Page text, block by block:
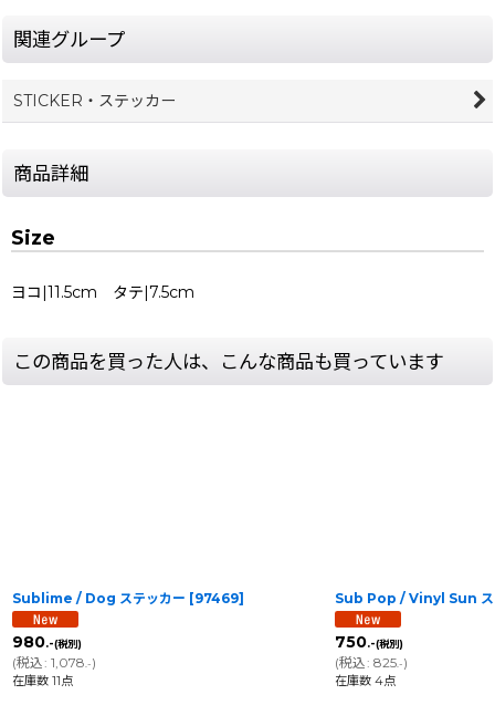
関連グループ
STICKER・ステッカー
商品詳細
Size
ヨコ|11.5cm タテ|7.5cm
この商品を買った人は、こんな商品も買っています
Sublime / Dog ステッカー [97469]
980.-(税別)
(税込: 1,078 .-)
在庫数 11点
Sub Pop / Vinyl Sun ス
750.-(税別)
(税込: 825.-)
在庫数 4点